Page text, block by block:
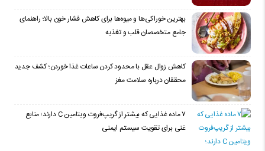
بهترین خوراکی‌ها و میوه‌ها برای کاهش فشار خون بالا؛ راهنمای
جامع متخصصان قلب و تغذیه
کاهش زوال عقل با محدود کردن ساعات غذا خوردن؛ کشف جدید
محققان درباره سلامت مغز
۷ ماده غذایی که بیشتر از گریپ‌فروت ویتامین C دارند؛ منابع
غنی برای تقویت سیستم ایمنی